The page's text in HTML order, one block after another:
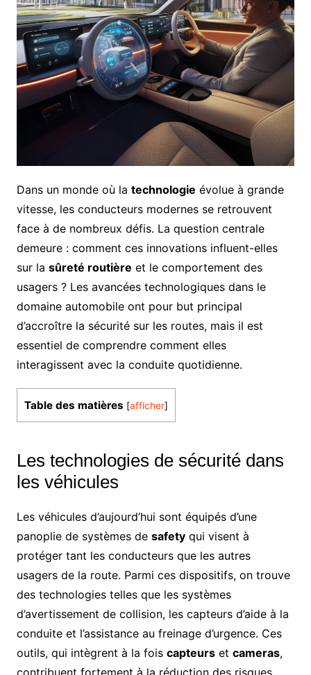
Dans un monde où la technologie évolue à grande
vitesse, les conducteurs modernes se retrouvent
face à de nombreux défis. La question centrale
demeure : comment ces innovations influent-elles
sur la sûreté routière et le comportement des
usagers ? Les avancées technologiques dans le
domaine automobile ont pour but principal
d’accroître la sécurité sur les routes, mais il est
essentiel de comprendre comment elles
interagissent avec la conduite quotidienne.
Table des matières [afficher]
Les technologies de sécurité dans
les véhicules
Les véhicules d’aujourd’hui sont équipés d’une
panoplie de systèmes de safetyqui visent à
protéger tant les conducteurs que les autres
usagers de la route. Parmi ces dispositifs, on trouve
des technologies telles que les systèmes
d’avertissement de collision, les capteurs d’aide à la
conduite et l’assistance au freinage d’urgence. Ces
outils, qui intègrent à la fois capteurset cameras,
contribuent fortement à la réduction des risques